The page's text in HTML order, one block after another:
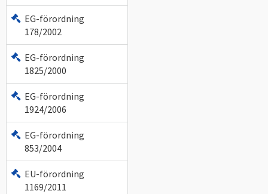
EG-förordning
178/2002
EG-förordning
1825/2000
EG-förordning
1924/2006
EG-förordning
853/2004
EU-förordning
1169/2011